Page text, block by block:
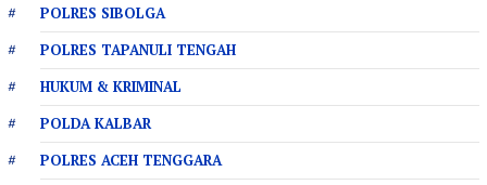
POLRES SIBOLGA
POLRES TAPANULI TENGAH
HUKUM & KRIMINAL
POLDA KALBAR
POLRES ACEH TENGGARA